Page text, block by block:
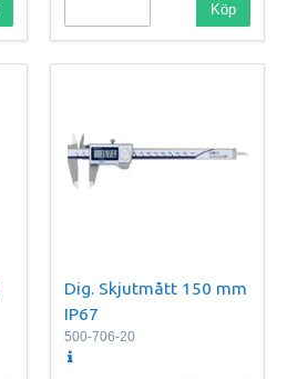
Köp
Dig. Skjutmått 150 mm
IP67
500-706-20